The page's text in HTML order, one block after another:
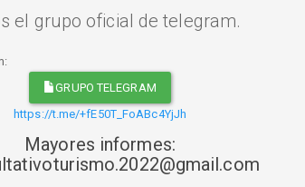
el grupo oficial de telegram.
GRUPO TELEGRAM
https://t.me/+fE50T_FoABc4YjJh
Mayores informes: